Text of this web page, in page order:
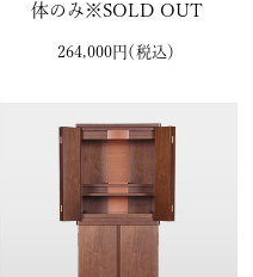
体のみ※SOLD OUT
264,000円 （税込）